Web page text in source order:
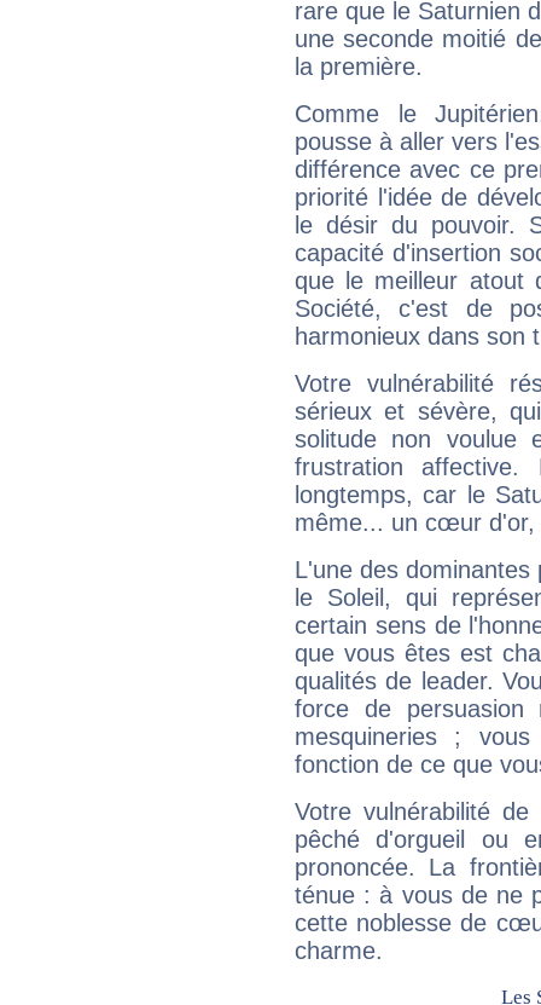
rare que le Saturnien
une seconde moitié
la première.
Comme le
pousse à aller vers
différence avec ce
priorité l'idée de
le désir du pouvoir.
capacité d'insertion
que le meilleur atout
Société, c'est de
harmonieux dans son
Votre vulnérabilité
sérieux et sévère,
solitude non voulue
frustration
longtemps, car le
même... un cœur d'or,
L'une des
le Soleil, qui
certain sens de
que vous êtes est
qualités de leader.
force de
mesquineries ;
fonction de ce que
Votre vulnérabilité
pêché d'orgueil ou
prononcée. La
ténue : à vous de ne
cette noblesse de
charme.